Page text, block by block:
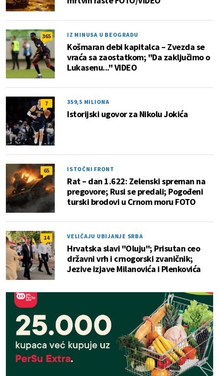
365 IZ MINUSA U BEOGRADU
Košmaran debi kapitalca – Zvezda se
vraća sa zaostatkom; "Da zaključimo o
Lukasenu..." VIDEO
7 359,5 MILIONA
Istorijski ugovor za Nikolu Jokića
65 ISTOČNI FRONT
Rat – dan 1.622: Zelenski spreman na
pregovore; Rusi se predali; Pogođeni
turski brodovi u Crnom moru FOTO
14 VELIČAJU UBIJANJE SRBA
Hrvatska slavi "Oluju"; Prisutan ceo
državni vrh i crnogorski zvaničnik;
Jezive izjave Milanovića i Plenkovića